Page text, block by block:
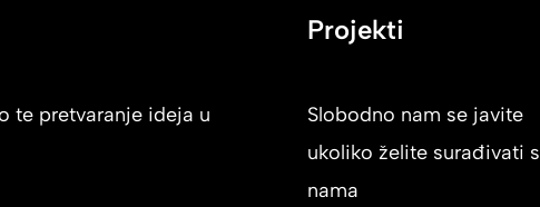
te pretvaranje ideja u
Projekti
Slobodno nam se javite
ukoliko želite surađivati s
nama